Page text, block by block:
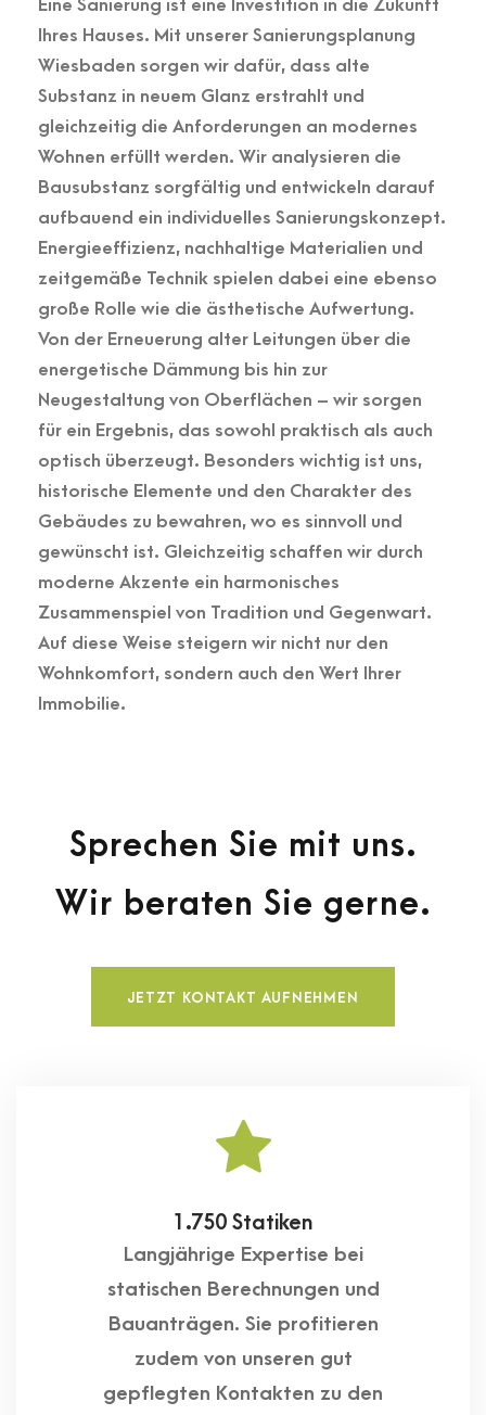
Eine Sanierung ist eine Investition in die Zukunft
Ihres Hauses. Mit unserer Sanierungsplanung
Wiesbaden sorgen wir dafür, dass alte
Substanz in neuem Glanz erstrahlt und
gleichzeitig die Anforderungen an modernes
Wohnen erfüllt werden. Wir analysieren die
Bausubstanz sorgfältig und entwickeln darauf
aufbauend ein individuelles Sanierungskonzept.
Energieeffizienz, nachhaltige Materialien und
zeitgemäße Technik spielen dabei eine ebenso
große Rolle wie die ästhetische Aufwertung.
Von der Erneuerung alter Leitungen über die
energetische Dämmung bis hin zur
Neugestaltung von Oberflächen – wir sorgen
für ein Ergebnis, das sowohl praktisch als auch
optisch überzeugt. Besonders wichtig ist uns,
historische Elemente und den Charakter des
Gebäudes zu bewahren, wo es sinnvoll und
gewünscht ist. Gleichzeitig schaffen wir durch
moderne Akzente ein harmonisches
Zusammenspiel von Tradition und Gegenwart.
Auf diese Weise steigern wir nicht nur den
Wohnkomfort, sondern auch den Wert Ihrer
Immobilie.
Sprechen Sie mit uns.
Wir beraten Sie gerne.
JETZT KONTAKT AUFNEHMEN
1.750 Statiken
Langjährige Expertise bei
statischen Berechnungen und
Bauanträgen. Sie profitieren
zudem von unseren gut
gepflegten Kontakten zu den